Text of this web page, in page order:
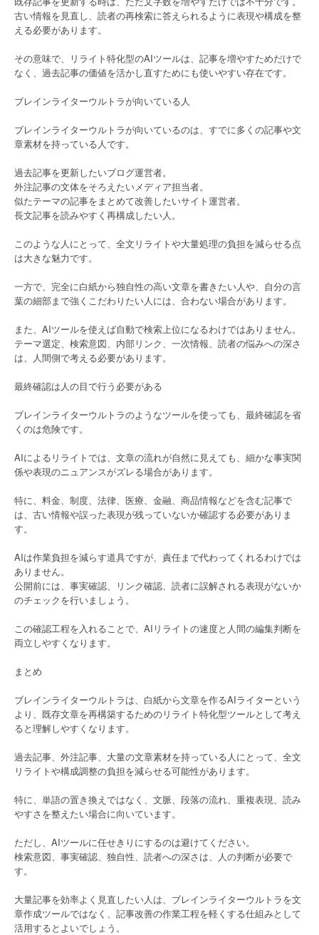
古い情報を見直し、読者の再検索に答えられるように表現や構成を整
える必要があります。
その意味で、リライト特化型のAIツールは、記事を増やすためだけで
なく、過去記事の価値を活かし直すためにも使いやすい存在です。
ブレインライターウルトラが向いている人
ブレインライターウルトラが向いているのは、すでに多くの記事や文
章素材を持っている人です。
過去記事を更新したいブログ運営者。
外注記事の文体をそろえたいメディア担当者。
似たテーマの記事をまとめて改善したいサイト運営者。
長文記事を読みやすく再構成したい人。
このような人にとって、全文リライトや大量処理の負担を減らせる点
は大きな魅力です。
一方で、完全に白紙から独自性の高い文章を書きたい人や、自分の言
葉の細部まで強くこだわりたい人には、合わない場合があります。
また、AIツールを使えば自動で検索上位になるわけではありません。
テーマ選定、検索意図、内部リンク、一次情報、読者の悩みへの深さ
は、人間側で考える必要があります。
最終確認は人の目で行う必要がある
ブレインライターウルトラのようなツールを使っても、最終確認を省
くのは危険です。
AIによるリライトでは、文章の流れが自然に見えても、細かな事実関
係や表現のニュアンスがズレる場合があります。
特に、料金、制度、法律、医療、金融、商品情報などを含む記事で
は、古い情報や誤った表現が残っていないか確認する必要がありま
す。
AIは作業負担を減らす道具ですが、責任まで代わってくれるわけでは
ありません。
公開前には、事実確認、リンク確認、読者に誤解される表現がないか
のチェックを行いましょう。
この確認工程を入れることで、AIリライトの速度と人間の編集判断を
両立しやすくなります。
まとめ
ブレインライターウルトラは、白紙から文章を作るAIライターという
より、既存文章を再構築するためのリライト特化型ツールとして考え
ると理解しやすくなります。
過去記事、外注記事、大量の文章素材を持っている人にとって、全文
リライトや構成調整の負担を減らせる可能性があります。
特に、単語の置き換えではなく、文脈、段落の流れ、重複表現、読み
やすさを整えたい場合に向いています。
ただし、AIツールに任せきりにするのは避けてください。
検索意図、事実確認、独自性、読者への深さは、人の判断が必要で
す。
大量記事を効率よく見直したい人は、ブレインライターウルトラを文
章作成ツールではなく、記事改善の作業工程を軽くする仕組みとして
活用するとよいでしょう。